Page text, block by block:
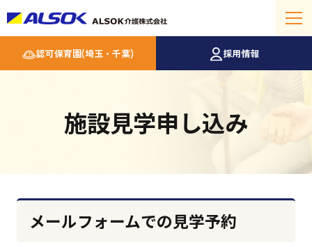
認可保育園(埼玉・千葉) 採用情報
施設見学申し込み
メールフォームでの見学予約